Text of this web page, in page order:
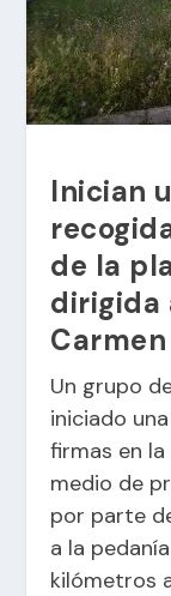
Inician
de la
dirigida
Un grupo
iniciado
firmas en
medio de
por parte
a la
kilómetros